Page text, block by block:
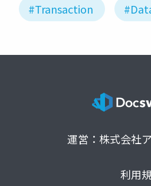
#Transaction
運営：株式会社
利用